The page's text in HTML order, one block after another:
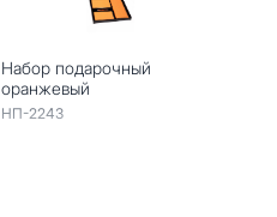
Набор подарочный
оранжевый
НП-2243